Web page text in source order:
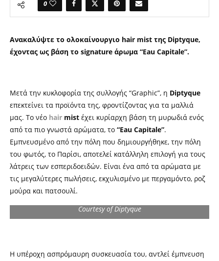
0
Ανακαλύψτε το ολοκαίνουργιο hair mist της Diptyque,
έχοντας ως βάση το signature άρωμα “Eau Capitale”.
Μετά την κυκλοφορία της συλλογής “Graphic”, η Diptyque
επεκτείνει τα προϊόντα της, φροντίζοντας για τα μαλλιά
μας. Το νέο hair mist έχει κυρίαρχη βάση τη μυρωδιά ενός
από τα πιο γνωστά αρώματα, το “Eau Capitale”.
Εμπνευσμένο από την πόλη που δημιουργήθηκε, την πόλη
του φωτός, το Παρίσι, αποτελεί κατάλληλη επιλογή για τους
λάτρεις των εσπεριδοειδών. Είναι ένα από τα αρώματα με
τις μεγαλύτερες πωλήσεις, εκχυλισμένο με περγαμόντο, ροζ
μούρα και πατσουλί.
Courtesy of Diptyque
Η υπέροχη ασπρόμαυρη συσκευασία του, αντλεί έμπνευση